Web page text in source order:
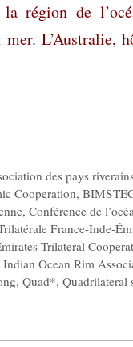
région de
L’Australie,
des pays
Cooperation,
, Conférence de
France-Inde-
Trilateral
Indian Ocean Rim
, Quad*, Quadrilateral